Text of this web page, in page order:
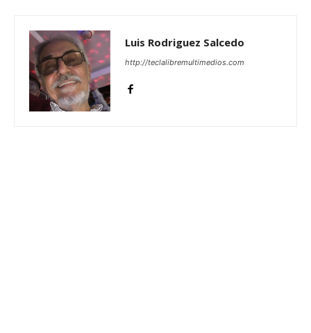
Luis Rodriguez Salcedo
http://teclalibremultimedios.com